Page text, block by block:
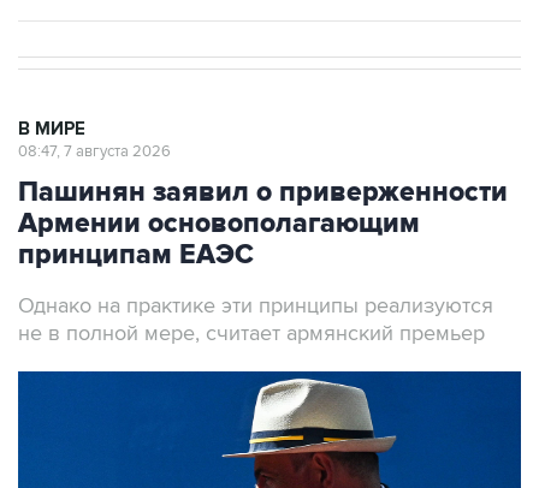
В МИРЕ
08:47, 7 августа 2026
Пашинян заявил о приверженности
Армении основополагающим
принципам ЕАЭС
Однако на практике эти принципы реализуются
не в полной мере, считает армянский премьер